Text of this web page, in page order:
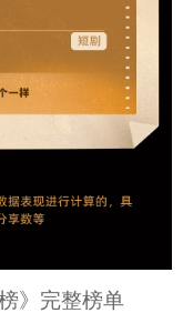
》完整榜单